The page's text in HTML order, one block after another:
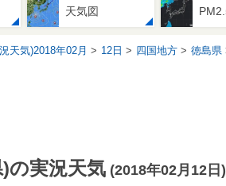
天気図
天気)2018年02月 12日 四国地方 徳島県
の実況天気 (2018年02月12日)